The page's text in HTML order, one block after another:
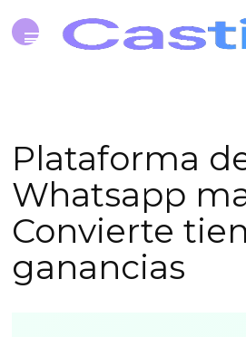
Plataforma
Whatsapp
Convierte
ganancias